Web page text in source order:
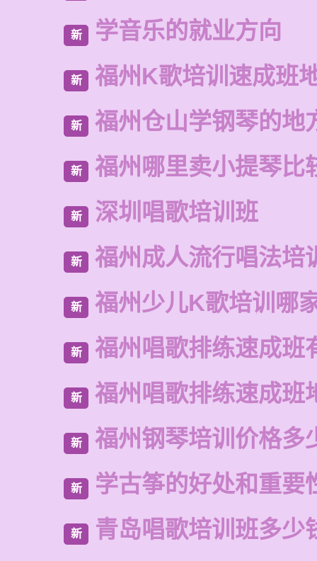
新 学音乐的就业方向
新 福州K歌培训速成班
新 福州仓山学钢琴的地
新 福州哪里卖小提琴比
新 深圳唱歌培训班
新 福州成人流行唱法培
新 福州少儿K歌培训哪
新 福州唱歌排练速成班
新 福州唱歌排练速成班
新 福州钢琴培训价格多
新 学古筝的好处和重要
新 青岛唱歌培训班多少